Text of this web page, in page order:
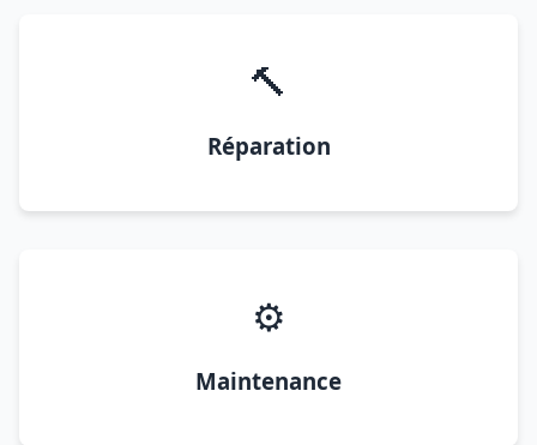
🔨
Réparation
⚙️
Maintenance